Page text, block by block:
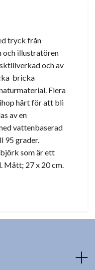
tryck från
och illustratören
och av
bricka
Flera
hårt för att bli
av en
vattenbaserad
95 grader.
som är ett
Mått; 27 x 20 cm.